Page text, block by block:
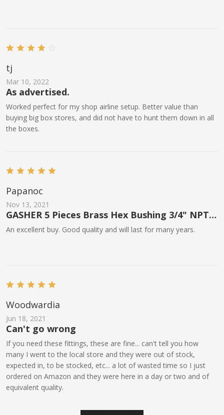
tj
Mar 10, 2022
As advertised.
Worked perfect for my shop airline setup. Better value than
buying big box stores, and did not have to hunt them down in all
the boxes.
Papanoc
Nov 13, 2021
GASHER 5 Pieces Brass Hex Bushing 3/4" NPT
Male x 1/2" NPT Female
An excellent buy. Good quality and will last for many years.
Woodwardia
Jun 18, 2021
Can't go wrong
If you need these fittings, these are fine... can't tell you how
many I went to the local store and they were out of stock,
expected in, to be stocked, etc... a lot of wasted time so I just
ordered on Amazon and they were here in a day or two and of
equivalent quality.